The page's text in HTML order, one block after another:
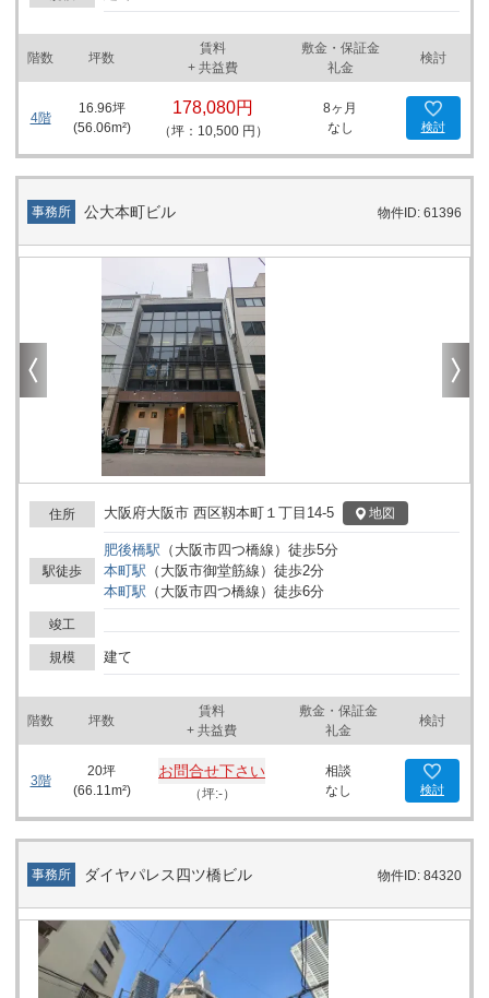
ッシュの際やランチタイムには最適な環境が整っています。さら
に、近くには学校も多く、昼間の人通りもあり、ビジネスを展開す
るには申し分のない立地条件です。 金融機関も便利な位置にあり、
最寄りの大阪商工信用金庫 西支店までは徒歩約4分です。このよう
な金融機関の近接は、日々の業務での経理業務などの効率化を図る
上でも重要なポイントとなります。そして、ビルの1階には喫茶店
があるため、ミーティングや商談の合間に気軽に利用できます。 旭
ビルの主な設備としては、オフィスに不可欠な男女別トイレや、個
別空調が完備されています。これにより、働きやすい環境を維持し
やすく、従業員の快適さを確保することができます。ビルの設計
は、効率的で機能的なビジネス空間を提供し、企業がその潜在能力
らビジネスの拠点を探している企業様、または新たに事業を開始す
る方々に最適です。大阪市の中心部に位置し、アクセスの良さや周
辺環境の充実さを誇る旭ビルは、ビジネスの発展を後押しする理想
的なオフィススペースです。企業の成長のための最適なステージを
提供する旭ビルを、新たなスタートの場としてぜひご検討くださ
い。
階数 坪数
賃料
+ 共益費
敷金・保証金
礼金
検討
4階
16.96坪
(56.06m²)
178,080円
（坪：10,500 円）
8ヶ月
なし
検討
事務所 公大本町ビル 物件ID: 61396
住所 大阪府大阪市 西区靱本町１丁目14-5 地図
駅徒歩
肥後橋駅 （ 大阪市四つ橋線 ） 徒歩5分
本町駅 （ 大阪市御堂筋線 ） 徒歩2分
本町駅 （ 大阪市四つ橋線 ） 徒歩6分
竣工
規模 建て
階数 坪数
賃料
+ 共益費
敷金・保証金
礼金
検討
3階
20坪
(66.11m²)
お問合せ下さい
（坪:-）
相談
なし
検討
事務所 ダイヤパレス四ツ橋ビル 物件ID: 84320